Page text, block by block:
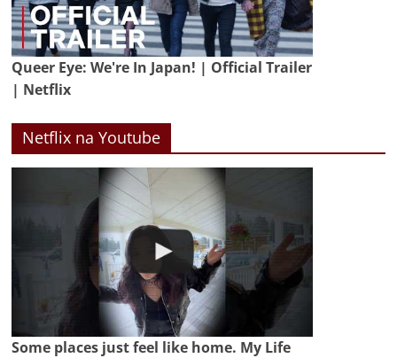
Queer Eye: We're In Japan! | Official Trailer
| Netflix
Netflix na Youtube
Some places just feel like home. My Life